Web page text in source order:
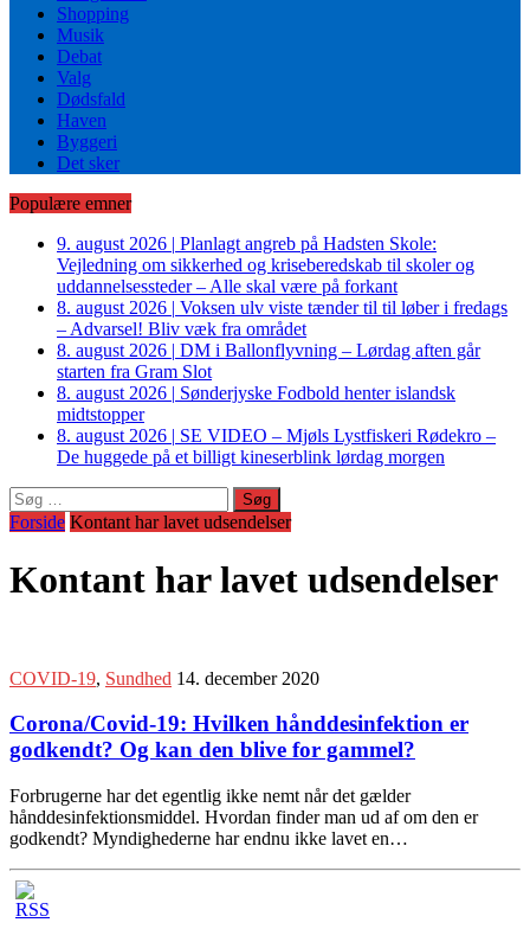
Shopping
Musik
Debat
Valg
Dødsfald
Haven
Byggeri
Det sker
Populære emner
9. august 2026 | Planlagt angreb på Hadsten Skole:
Vejledning om sikkerhed og kriseberedskab til skoler og
uddannelsessteder – Alle skal være på forkant
8. august 2026 | Voksen ulv viste tænder til til løber i fredags
– Advarsel! Bliv væk fra området
8. august 2026 | DM i Ballonflyvning – Lørdag aften går
starten fra Gram Slot
8. august 2026 | Sønderjyske Fodbold henter islandsk
midtstopper
8. august 2026 | SE VIDEO – Mjøls Lystfiskeri Rødekro –
De huggede på et billigt kineserblink lørdag morgen
Søg
efter:
Forside Kontant har lavet udsendelser
Kontant har lavet udsendelser
COVID-19, Sundhed 14. december 2020
Corona/Covid-19: Hvilken hånddesinfektion er
godkendt? Og kan den blive for gammel?
Forbrugerne har det egentlig ikke nemt når det gælder
hånddesinfektionsmiddel. Hvordan finder man ud af om den er
godkendt? Myndighederne har endnu ikke lavet en…